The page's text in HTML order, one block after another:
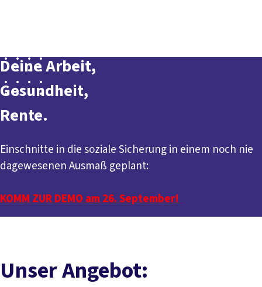
Deine Arbeit,
Gesundheit,
Rente.
Einschnitte in die soziale Sicherung in einem noch nie
dagewesenen Ausmaß geplant:
KOMM ZUR DEMO am 26. September!
Unser Angebot: